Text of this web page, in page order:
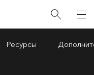
Ресурсы